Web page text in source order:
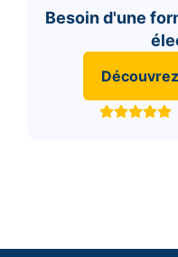
Besoin d'une